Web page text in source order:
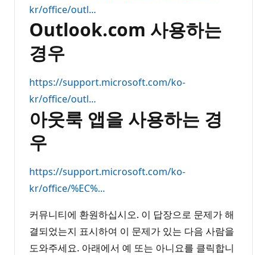
kr/office/outl...
Outlook.com 사용하는
경우
https://support.microsoft.com/ko-
kr/office/outl...
아웃룩 앱을 사용하는 경
우
https://support.microsoft.com/ko-
kr/office/%EC%...
커뮤니티에 환원하십시오. 이 답장으로 문제가 해
결되었는지 표시하여 이 문제가 있는 다음 사람을
도와주세요. 아래에서 예 또는 아니요를 클릭합니